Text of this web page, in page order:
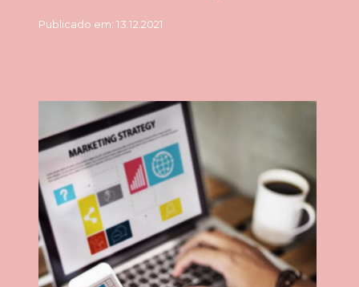
Publicado em: 13.12.2021